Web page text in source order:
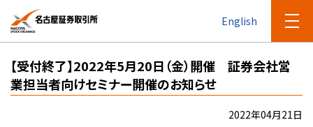
English
【受付終了】2022年5月20日（金）開催 証券会社営
業担当者向けセミナー開催のお知らせ
2022年04月21日